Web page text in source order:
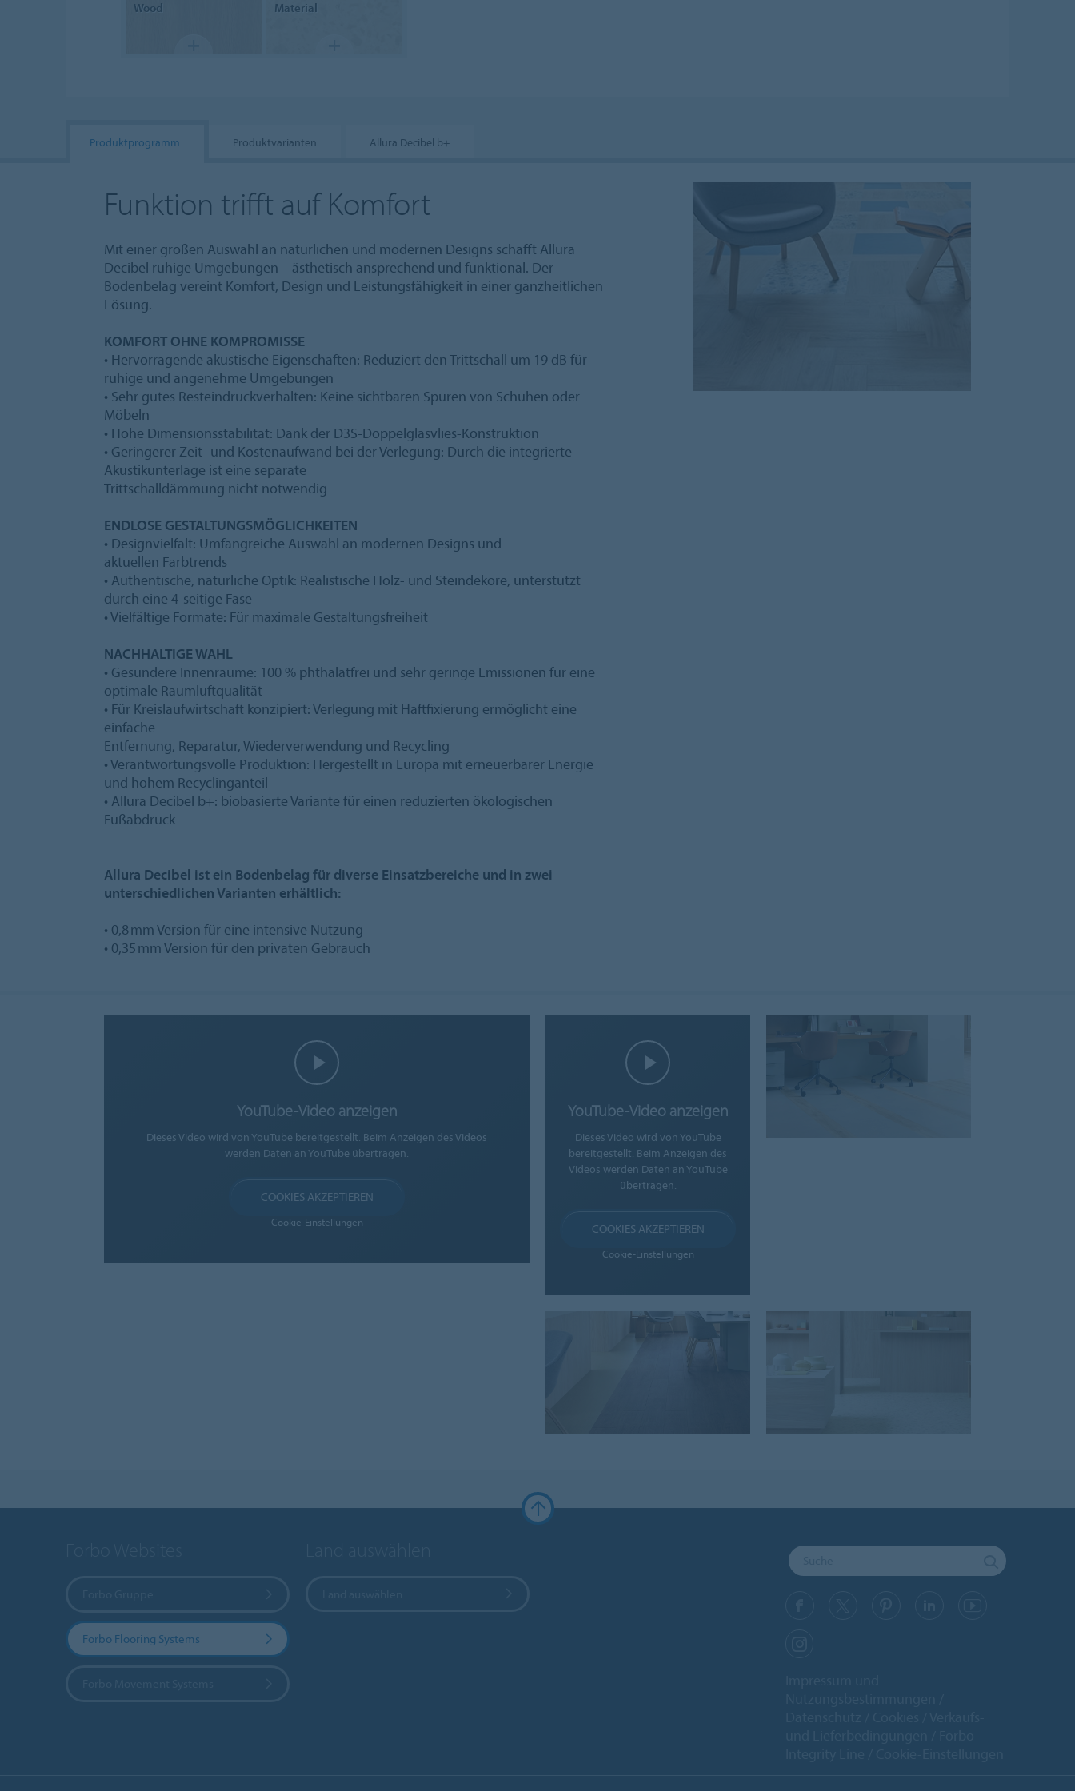
Wood
Material
Produktprogramm Produktvarianten Allura Decibel b+
Funktion trifft auf Komfort
Mit einer großen Auswahl an natürlichen und modernen Designs schafft Allura
Decibel ruhige Umgebungen – ästhetisch ansprechend und funktional. Der
Bodenbelag vereint Komfort, Design und Leistungsfähigkeit in einer ganzheitlichen
Lösung.
KOMFORT OHNE KOMPROMISSE
• Hervorragende akustische Eigenschaften: Reduziert den Trittschall um 19 dB für
ruhige und angenehme Umgebungen
• Sehr gutes Resteindruckverhalten: Keine sichtbaren Spuren von Schuhen oder
Möbeln
• Hohe Dimensionsstabilität: Dank der D3S-Doppelglasvlies-Konstruktion
• Geringerer Zeit- und Kostenaufwand bei der Verlegung: Durch die integrierte
Akustikunterlage ist eine separate
Trittschalldämmung nicht notwendig
ENDLOSE GESTALTUNGSMÖGLICHKEITEN
• Designvielfalt: Umfangreiche Auswahl an modernen Designs und
aktuellen Farbtrends
• Authentische, natürliche Optik: Realistische Holz- und Steindekore, unterstützt
durch eine 4-seitige Fase
• Vielfältige Formate: Für maximale Gestaltungsfreiheit
NACHHALTIGE WAHL
• Gesündere Innenräume: 100 % phthalatfrei und sehr geringe Emissionen für eine
optimale Raumluftqualität
• Für Kreislaufwirtschaft konzipiert: Verlegung mit Haftfixierung ermöglicht eine
einfache
Entfernung, Reparatur, Wiederverwendung und Recycling
• Verantwortungsvolle Produktion: Hergestellt in Europa mit erneuerbarer Energie
und hohem Recyclinganteil
• Allura Decibel b+: biobasierte Variante für einen reduzierten ökologischen
Fußabdruck
Allura Decibel ist ein Bodenbelag für diverse Einsatzbereiche und in zwei
unterschiedlichen Varianten erhältlich:
• 0,8 mm Version für eine intensive Nutzung
• 0,35 mm Version für den privaten Gebrauch
YouTube-Video anzeigen
Dieses Video wird von YouTube bereitgestellt. Beim Anzeigen des Videos
werden Daten an YouTube übertragen.
COOKIES AKZEPTIEREN
Cookie-Einstellungen
YouTube-Video anzeigen
Dieses Video wird von YouTube
bereitgestellt. Beim Anzeigen des
Videos werden Daten an YouTube
übertragen.
COOKIES AKZEPTIEREN
Cookie-Einstellungen
Forbo Flooring Systems